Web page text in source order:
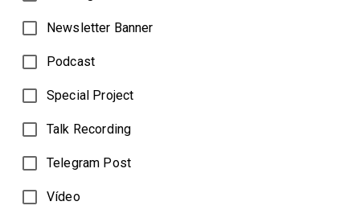
Newsletter Banner
Podcast
Special Project
Talk Recording
Telegram Post
Vídeo